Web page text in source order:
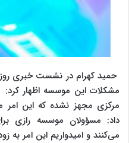
مشکلات این موسسه اظهار کرد:
مرکزی مجهز نشده که این امر
داد: مسؤولان موسسه رازی
می‌کنند و امیدواریم این امر